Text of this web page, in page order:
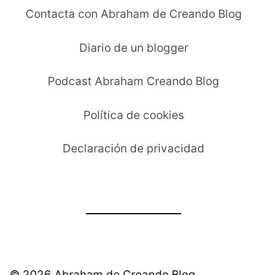
Contacta con Abraham de Creando Blog
Diario de un blogger
Podcast Abraham Creando Blog
Política de cookies
Declaración de privacidad